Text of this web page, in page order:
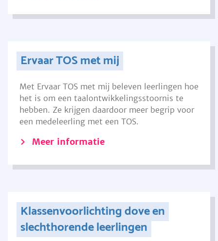
Ervaar TOS met mij
Met Ervaar TOS met mij beleven leerlingen hoe
het is om een taalontwikkelingsstoornis te
hebben. Ze krijgen daardoor meer begrip voor
een medeleerling met een TOS.
Meer informatie
Klassenvoorlichting dove en
slechthorende leerlingen